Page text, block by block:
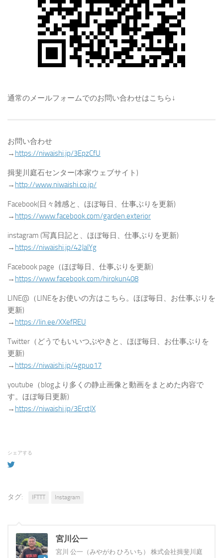
通常のメールフォームでのお問い合わせはこちら↓
お問い合わせ
→ https://niwaishi.jp/3EpzCfU
揖斐川庭石センター(本家ウェブサイト)
→ http://www.niwaishi.co.jp/
Facebook(日々雑感と、ほぼ毎日、仕事ぶりを更新)
→ https://www.facebook.com/garden.exterior
instagram (写真日記と、ほぼ毎日、仕事ぶりを更新)
→ https://niwaishi.jp/42JalYg
Facebook page（ほぼ毎日、仕事ぶりを更新)
→ https://www.facebook.com/hirokun408
LINE@（LINEをお使いの方はこちら。ほぼ毎日、お仕事ぶりを
更新)
→ https://lin.ee/XXefREU
Twitter（どうでもいいつぶやきと、ほぼ毎日、お仕事ぶりを
更新)
→ https://niwaishi.jp/4gpuo17
youtube（blogより多くの静止画像と動画をまとめた内容で
す。ほぼ毎日更新)
→ https://niwaishi.jp/3ErctJX
シェアする
タグ: IFTTT Instagram
宮川公一
宮川 公一（みやがわ ひろいち） 株式会社揖斐川庭